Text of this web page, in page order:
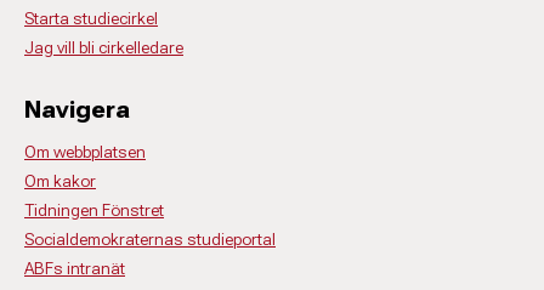
Starta studiecirkel
Jag vill bli cirkelledare
Navigera
Om webbplatsen
Om kakor
Tidningen Fönstret
Socialdemokraternas studieportal
ABFs intranät